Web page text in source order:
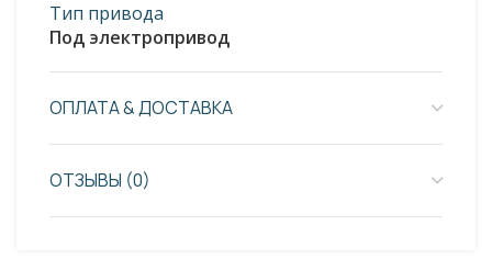
Тип привода
Под электропривод
ОПЛАТА & ДОСТАВКА
ОТЗЫВЫ (0)